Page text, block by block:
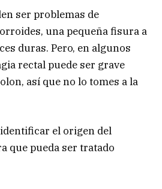
ser problemas de
una pequeña fisura a
duras. Pero, en algunos
rectal puede ser grave
así que no lo tomes a la
el origen del
que pueda ser tratado